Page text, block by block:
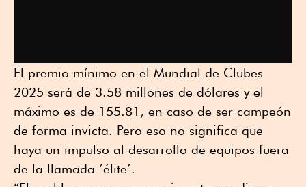
El premio mínimo en el Mundial de Clubes
2025 será de 3.58 millones de dólares y el
máximo es de 155.81, en caso de ser campeón
de forma invicta. Pero eso no significa que
haya un impulso al desarrollo de equipos fuera
de la llamada ‘élite’.